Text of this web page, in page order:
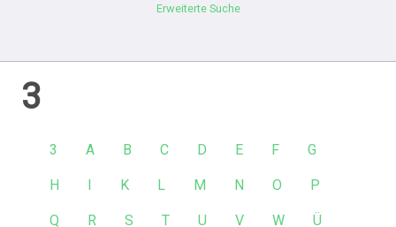
Erweiterte Suche
3
3 A B C D E F G
H I K L M N O P
Q R S T U V W Ü